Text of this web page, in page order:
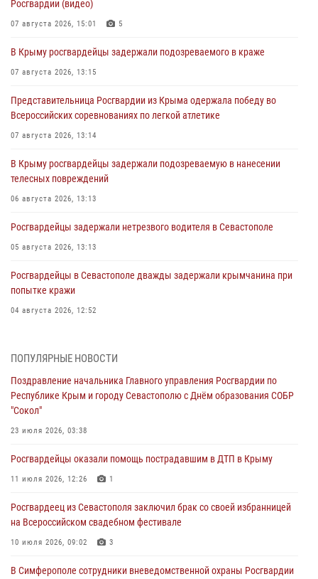
Росгвардии (видео)
07 августа 2026, 15:01 5
В Крыму росгвардейцы задержали подозреваемого в краже
07 августа 2026, 13:15
Представительница Росгвардии из Крыма одержала победу во
Всероссийских соревнованиях по легкой атлетике
07 августа 2026, 13:14
В Крыму росгвардейцы задержали подозреваемую в нанесении
телесных повреждений
06 августа 2026, 13:13
Росгвардейцы задержали нетрезвого водителя в Севастополе
05 августа 2026, 13:13
Росгвардейцы в Севастополе дважды задержали крымчанина при
попытке кражи
04 августа 2026, 12:52
мужчину
Росгвардия в Крыму и Севастополе задержала ряд
правонарушителей
03 августа 2026, 14:08
В Симферополе росгвардейцы задержали гражданина,
подозреваемого в совершении серии краж
Росгвардейцы оперативно задержали нарушителя на охраняемом
объекте в Севастополе
ПОПУЛЯРНЫЕ НОВОСТИ
Поздравление начальника Главного управления Росгвардии по
Республике Крым и городу Севастополю с Днём образования СОБР
"Сокол"
23 июля 2026, 03:38
Росгвардейцы оказали помощь пострадавшим в ДТП в Крыму
11 июля 2026, 12:26 1
Росгвардеец из Севастополя заключил брак со своей избранницей
на Всероссийском свадебном фестивале
10 июля 2026, 09:02 3
В Симферополе сотрудники вневедомственной охраны Росгвардии